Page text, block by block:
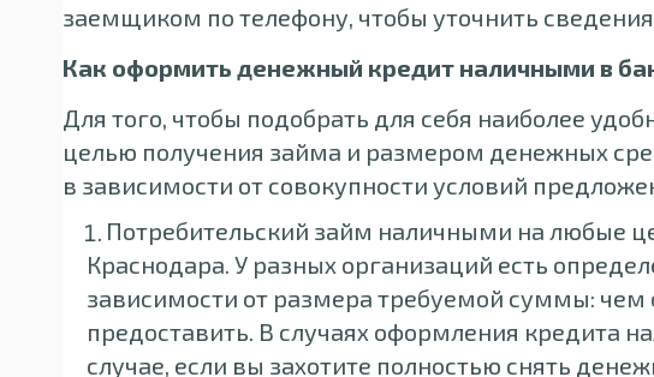
заемщиком по телефону, чтобы уточнить
Как оформить денежный кредит наличными в
Для того, чтобы подобрать для себя наиболее
целью получения займа и размером денежных
в зависимости от совокупности условий
Потребительский займ наличными на любые
Краснодара. У разных организаций есть
зависимости от размера требуемой суммы:
предоставить. В случаях оформления кредита
случае, если вы захотите полностью снять